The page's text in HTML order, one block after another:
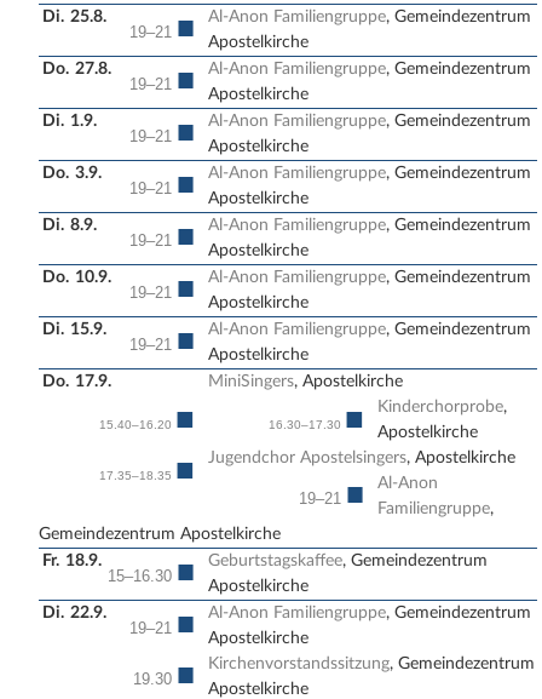
Di. 25.8.
19–21 ■ Al-Anon Familiengruppe, Gemeindezentrum
Apostelkirche
Do. 27.8.
19–21 ■ Al-Anon Familiengruppe, Gemeindezentrum
Apostelkirche
Di. 1.9.
19–21 ■ Al-Anon Familiengruppe, Gemeindezentrum
Apostelkirche
Do. 3.9.
19–21 ■ Al-Anon Familiengruppe, Gemeindezentrum
Apostelkirche
Di. 8.9.
19–21 ■ Al-Anon Familiengruppe, Gemeindezentrum
Apostelkirche
Do. 10.9.
19–21 ■ Al-Anon Familiengruppe, Gemeindezentrum
Apostelkirche
Di. 15.9.
19–21 ■ Al-Anon Familiengruppe, Gemeindezentrum
Apostelkirche
Do. 17.9.
15.40–16.20 ■
MiniSingers, Apostelkirche
16.30–17.30 ■ Kinderchorprobe,
Apostelkirche
17.35–18.35 ■ Jugendchor Apostelsingers, Apostelkirche
19–21 ■
Al-Anon
Familiengruppe,
Gemeindezentrum Apostelkirche
Fr. 18.9.
15–16.30 ■ Geburtstagskaffee, Gemeindezentrum
Apostelkirche
Di. 22.9.
19–21 ■ Al-Anon Familiengruppe, Gemeindezentrum
Apostelkirche
19.30 ■ Kirchenvorstandssitzung, Gemeindezentrum
Apostelkirche